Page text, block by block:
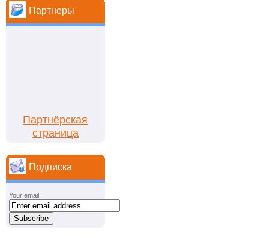
Партнеры
Партнёрская
страница
Подписка
Your email: